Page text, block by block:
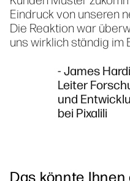
Eindruck von unseren
Die Reaktion war
uns wirklich ständig im
- James
Leiter
und
bei Pixalili
Das könnte